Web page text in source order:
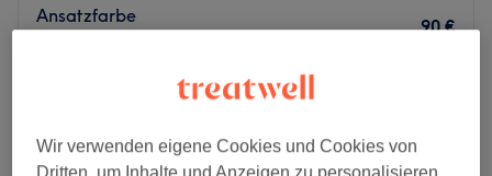
Ansatzfarbe
90 €
Dienstag
09:00– 19:00
Wir verwenden eigene Cookies und Cookies von
Dritten, um Inhalte und Anzeigen zu personalisieren,